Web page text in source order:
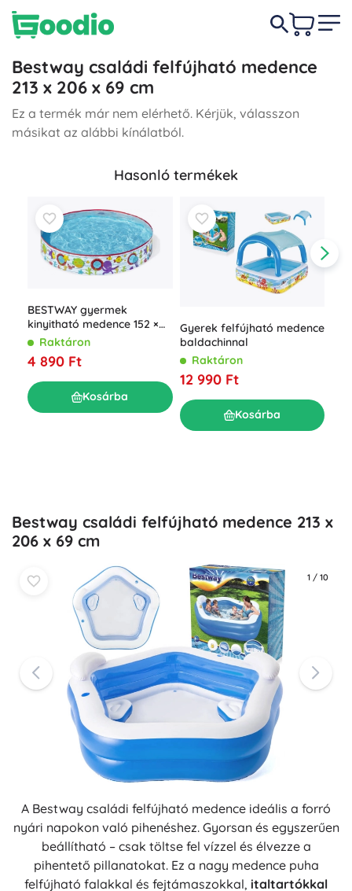
Bestway családi felfújható medence
213 x 206 x 69 cm
Ez a termék már nem elérhető. Kérjük, válasszon
másikat az alábbi kínálatból.
Hasonló termékek
BESTWAY gyermek
kinyitható medence 152 ×
25 cm
Raktáron
4 890 Ft
Kosárba
Gyerek felfújható medence
baldachinnal
Raktáron
12 990 Ft
Kosárba
Bestway családi felfújható medence 213 x
206 x 69 cm
1 / 10
A Bestway családi felfújható medence ideális a forró
nyári napokon való pihenéshez. Gyorsan és egyszerűen
beállítható – csak töltse fel vízzel és élvezze a
pihentető pillanatokat. Ez a nagy medence puha
felfújható falakkal és fejtámaszokkal, italtartókkal